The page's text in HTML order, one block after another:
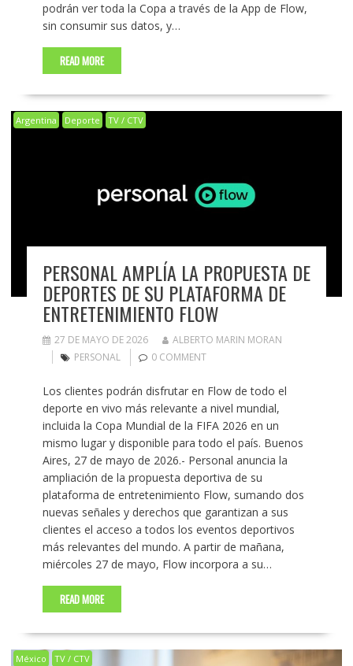
podrán ver toda la Copa a través de la App de Flow,
sin consumir sus datos, y…
READ MORE
Argentina Deporte TV / CTV
PERSONAL AMPLÍA LA PROPUESTA DE
DEPORTES DE SU PLATAFORMA DE
ENTRETENIMIENTO FLOW
27 DE MAYO DE 2026
ALBERTO MARIN MORAN
PERSONAL
0 COMMENT
Los clientes podrán disfrutar en Flow de todo el
deporte en vivo más relevante a nivel mundial,
incluida la Copa Mundial de la FIFA 2026 en un
mismo lugar y disponible para todo el país. Buenos
Aires, 27 de mayo de 2026.- Personal anuncia la
ampliación de la propuesta deportiva de su
plataforma de entretenimiento Flow, sumando dos
nuevas señales y derechos que garantizan a sus
clientes el acceso a todos los eventos deportivos
más relevantes del mundo. A partir de mañana,
miércoles 27 de mayo, Flow incorpora a su…
READ MORE
México TV / CTV